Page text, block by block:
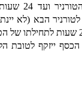
השתתפות 7 ימים לפני תחילת הטורניר ועד 24 שעות לפני
תחילתו יזכה את הלקוחה בכניסה לטורניר הבא (לא יינתן זיכוי
כספי). ביטול השתתפות פחות מ-24 שעות לתחילתו של הטורניר
תחויב בעלות בסך 125 ₪, ויתרת הכסף ייזקף לטובת הלקוחה